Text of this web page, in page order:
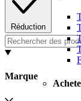
Réduction
Marque